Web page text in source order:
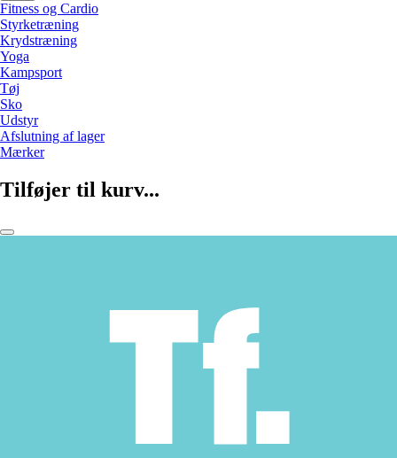
Fitness og Cardio
Styrketræning
Krydstræning
Yoga
Kampsport
Tøj
Sko
Udstyr
Afslutning af lager
Mærker
Tilføjer til kurv...